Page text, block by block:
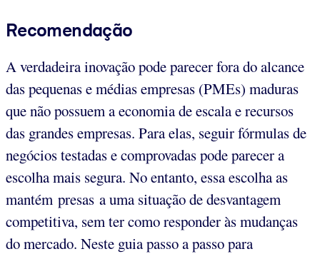
Recomendação
A verdadeira inovação pode parecer fora do alcance
das pequenas e médias empresas (PMEs) maduras
que não possuem a economia de escala e recursos
das grandes empresas. Para elas, seguir fórmulas de
negócios testadas e comprovadas pode parecer a
escolha mais segura. No entanto, essa escolha as
mantém presas a uma situação de desvantagem
competitiva, sem ter como responder às mudanças
do mercado. Neste guia passo a passo para